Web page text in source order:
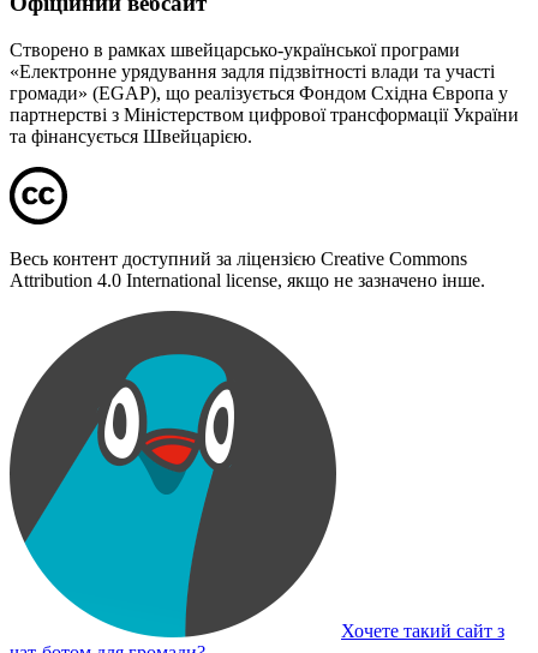
Створено в рамках швейцарсько-української програми
«Електронне урядування задля підзвітності влади та участі
громади» (EGAP), що реалізується Фондом Східна Європа у
партнерстві з Міністерством цифрової трансформації України
та фінансується Швейцарією.
Весь контент доступний за ліцензією Creative Commons
Attribution 4.0 International license, якщо не зазначено інше.
Хочете такий сайт з